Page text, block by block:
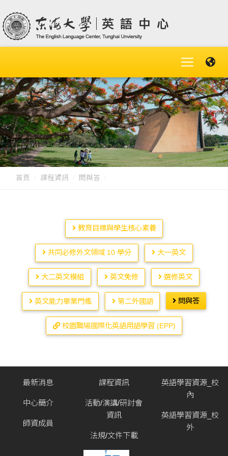
首頁 課程資訊 問與答
教育目標與學生核心素養
共同必修外文領域 10 學分 大一英文
大二英文模組 英文免修 選修英文
英文能力畢業門檻 第二外國語 問與答
校園職場國際化英語用語學習 (EPP)
最新消息
中心簡介
師資成員
課程資訊
活動/演講/研討會
資訊
法規/文件下載
英語學習資源_校
內
英語學習資源_校
外